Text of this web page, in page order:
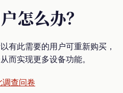
怎么办？
有此需要的用户可重新购买，
而实现更多设备功能。
调查问卷